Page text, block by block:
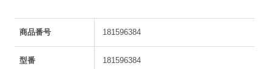
商品番号 181596384
型番 181596384